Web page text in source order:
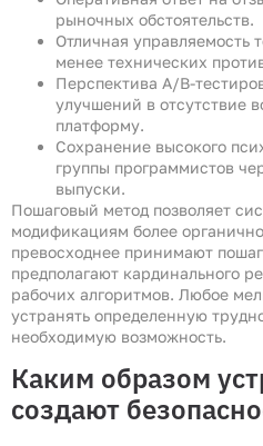
рыночных обстоятельств.
Отличная управляемость
менее технических
Перспектива A/B-
улучшений в отсутствие
платформу.
Сохранение высокого
группы программистов
выпуски.
Пошаговый метод позволяет
модификациям более
превосходнее принимают
предполагают кардинального
рабочих алгоритмов. Любое
устранять определенную
необходимую возможность.
Каким образом
создают